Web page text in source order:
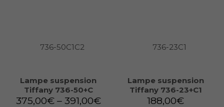
Lampe suspension
Tiffany 736-50+C
375,00€– 391,00€
Lampe suspension
Tiffany 736-23+C1
188,00€